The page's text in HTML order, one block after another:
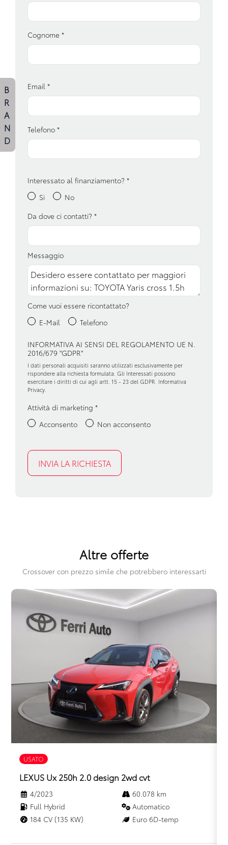
Cinture di sicurezza
Display multifunzione
Fari a led
Fari posteriori a led
Freno di stazionamento elettrico
Garanzie
Illuminazione abitacolo
Impianto audio con touchscreen
Interni in tessuto
Kit riparazione pneumatici / tirefit
Luci di emergenza
Maniglie esterne in tinta
Pacchetto sicurezza
Partenza in salita assistita
Personalizzazioni linea e stile
Riconoscimento segnali stradali
Sistema di chiamata d'emergenza
Sistema di frenata anti collisione
Sistema di riconoscimento stanchezza guidatore
Specchietti retrovisori elettrici e riscaldabili
Spoiler posteriore
Vetri oscurati
Volante in pelle
Volante multifunzionale
Volante regolabile
Cognome *
Email *
Telefono *
Interessato al finanziamento? *
Si
No
Da dove ci contatti? *
Messaggio
Come vuoi essere ricontattato?
E-Mail
Telefono
INFORMATIVA AI SENSI DEL REGOLAMENTO UE N.
2016/679 "GDPR"
I dati personali acquisiti saranno utilizzati esclusivamente per
rispondere alla richiesta formulata. Gli Interessati possono
esercitare i diritti di cui agli artt. 15 - 23 del GDPR. Informativa
Privacy
Attività di marketing *
Acconsento
Non acconsento
Altre offerte
Crossover con prezzo simile che potrebbero interessarti
USATO
LEXUS Ux 250h 2.0 design 2wd cvt
4/2023
60.078 km
Full Hybrid
Automatico
184 CV (135 KW)
Euro 6D-temp
B
R
A
N
D